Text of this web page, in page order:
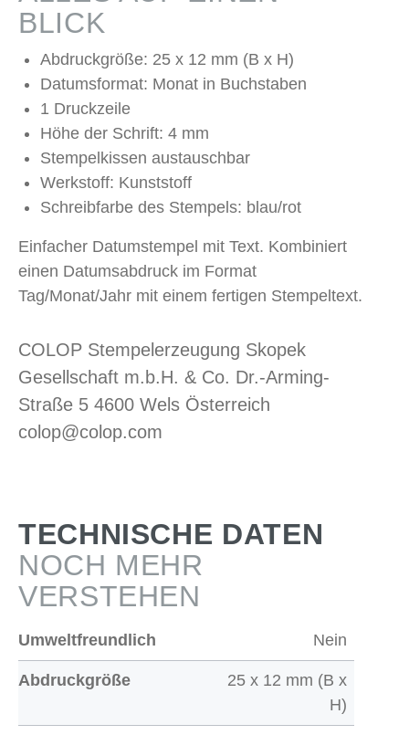
BLICK
Abdruckgröße: 25 x 12 mm (B x H)
Datumsformat: Monat in Buchstaben
1 Druckzeile
Höhe der Schrift: 4 mm
Stempelkissen austauschbar
Werkstoff: Kunststoff
Schreibfarbe des Stempels: blau/rot
Einfacher Datumstempel mit Text. Kombiniert
einen Datumsabdruck im Format
Tag/Monat/Jahr mit einem fertigen Stempeltext.
COLOP Stempelerzeugung Skopek
Gesellschaft m.b.H. & Co. Dr.-Arming-
Straße 5 4600 Wels Österreich
colop@colop.com
TECHNISCHE DATEN
NOCH MEHR
VERSTEHEN
Umweltfreundlich Nein
Abdruckgröße
25 x 12 mm (B x
H)